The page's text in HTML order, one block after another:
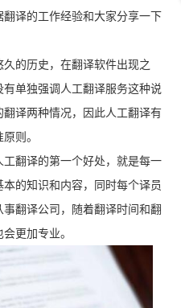
译的工作经验和大家分享一下
的历史，在翻译软件出现之
单独强调人工翻译服务这种说
译两种情况，因此人工翻译有
则。
翻译的第一个好处，就是每一
的知识和内容，同时每个译员
翻译公司，随着翻译时间和翻
更加专业。